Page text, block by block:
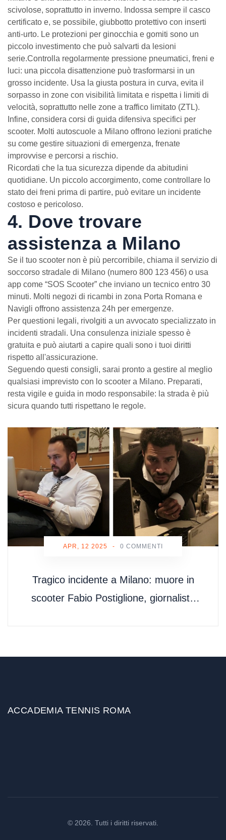
scivolose, soprattutto in inverno. Indossa sempre il casco
certificato e, se possibile, giubbotto protettivo con inserti
anti-urto. Le protezioni per ginocchia e gomiti sono un
piccolo investimento che può salvarti da lesioni
serie.Controlla regolarmente pressione pneumatici, freni e
luci: una piccola disattenzione può trasformarsi in un
grosso incidente. Usa la giusta postura in curva, evita il
sorpasso in zone con visibilità limitata e rispetta i limiti di
velocità, soprattutto nelle zone a traffico limitato (ZTL).
Infine, considera corsi di guida difensiva specifici per
scooter. Molti autoscuole a Milano offrono lezioni pratiche
su come gestire situazioni di emergenza, frenate
improvvise e percorsi a rischio.
Ricordati che la tua sicurezza dipende da abitudini
quotidiane. Un piccolo accorgimento, come controllare lo
stato dei freni prima di partire, può evitare un incidente
costoso e pericoloso.
4. Dove trovare
assistenza a Milano
Se il tuo scooter non è più percorribile, chiama il servizio di
soccorso stradale di Milano (numero 800 123 456) o usa
app come “SOS Scooter” che inviano un tecnico entro 30
minuti. Molti negozi di ricambi in zona Porta Romana e
Navigli offrono assistenza 24h per emergenze.
Per questioni legali, rivolgiti a un avvocato specializzato in
incidenti stradali. Una consulenza iniziale spesso è
gratuita e può aiutarti a capire quali sono i tuoi diritti
rispetto all'assicurazione.
Seguendo questi consigli, sarai pronto a gestire al meglio
qualsiasi imprevisto con lo scooter a Milano. Preparati,
resta vigile e guida in modo responsabile: la strada è più
sicura quando tutti rispettano le regole.
Tragico incidente a Milano: muore in
scooter Fabio Postiglione, giornalista
APR, 12 2025 - 0 COMMENTI
ACCADEMIA TENNIS ROMA
© 2026. Tutti i diritti riservati.